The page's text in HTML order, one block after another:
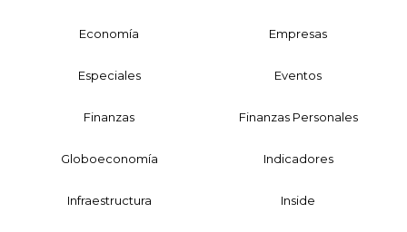
Economía Empresas
Especiales Eventos
Finanzas Finanzas Personales
Globoeconomía Indicadores
Infraestructura Inside